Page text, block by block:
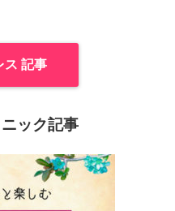
ス 記事
ック記事